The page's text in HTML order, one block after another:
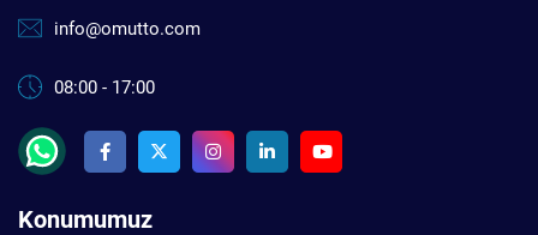
info@omutto.com
08:00 - 17:00
Konumumuz